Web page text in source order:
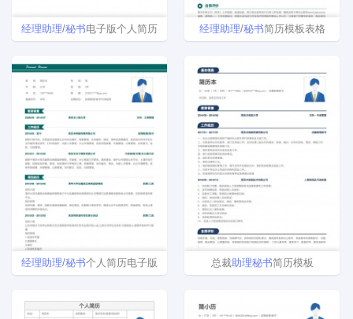
经理助理/秘书电子版个人简历 经理助理/秘书简历模板表格
经理助理/秘书个人简历电子版 总裁助理秘书简历模板